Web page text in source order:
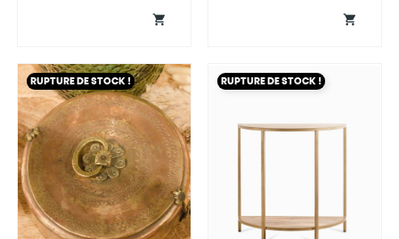
 
RUPTURE DE STOCK ! RUPTURE DE STOCK !